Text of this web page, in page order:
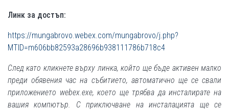
Линк за достъп:
https://mungabrovo.webex.com/mungabrovo/j.php?
MTID=m606bb82593a28696b938111786b718c4
След като кликнете върху линка, който ще бъде активен малко
преди обявения час на събитието, автоматично ще се свали
приложението webex.exe, което ще трябва да инсталирате на
вашия компютър. С приключване на инсталацията ще се